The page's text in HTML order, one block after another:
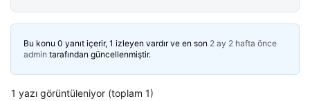
Bu konu 0 yanıt içerir, 1 izleyen vardır ve en son 2 ay 2 hafta önce
admin tarafından güncellenmiştir.
1 yazı görüntüleniyor (toplam 1)